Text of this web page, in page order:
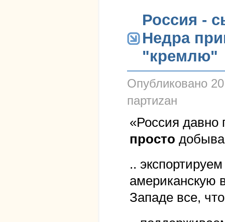
Россия -
Недра
"кремлю"
Опубликовано
партиzан
«Россия
просто
..
американскую
Западе все,